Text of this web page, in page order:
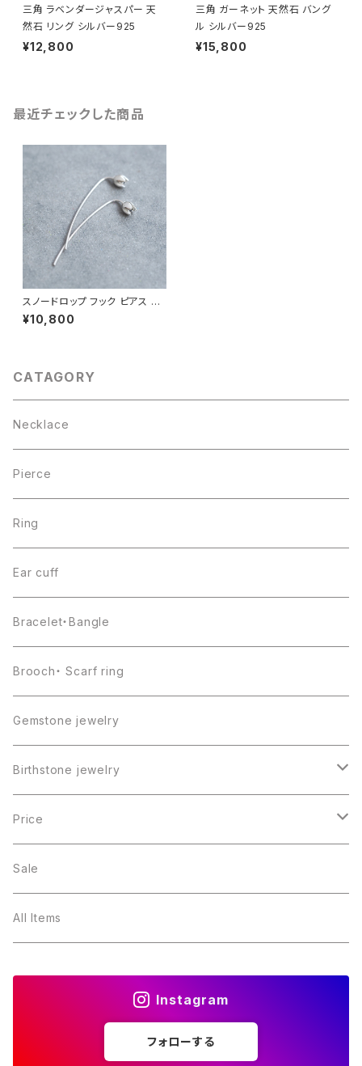
三角 ラベンダージャスパー 天
然石 リング シルバー925
¥12,800
三角 ガーネット 天然石 バング
ル シルバー925
¥15,800
最近チェックした商品
スノードロップ フック ピアス シ
ルバー925
¥10,800
CATAGORY
Necklace
Pierce
Ring
Ear cuff
Bracelet・Bangle
Brooch・ Scarf ring
Gemstone jewelry
Birthstone jewelry
１月・ガーネット
２月・アメジスト
３月・アクアマリン
Price
～5000円
～10000円
Sale
All Items
Instagram
フォローする